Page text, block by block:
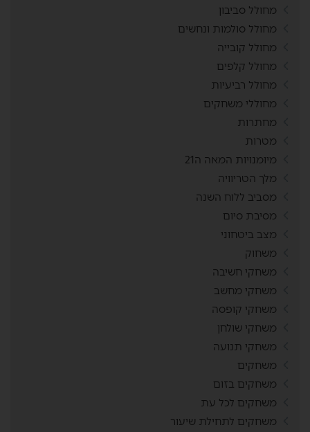
מחולל סביבון
מחולל סולמות ונחשים
מחולל קובייה
מחולל קלפים
מחולל רביעיות
מחוללי משחקים
מחתרות
מטרות
מיומנויות המאה ה21
מלך הטריוויה
מסביב ללוח השנה
מסיבת סיום
מצב ביטחוני
משחוק
משחקי חשיבה
משחקי מחשב
משחקי קופסה
משחקי שולחן
משחקי תנועה
משחקים
משחקים בזום
משחקים לכל עת
משחקים לתחילת שיעור